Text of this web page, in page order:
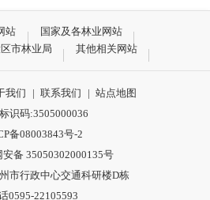
站
国家及各林业网站
市林业局
其他相关网站
我们 | 联系我们 | 站点地图
识码:3505000036
备08003843号-2
安备 35050302000135号
市行政中心交通科研楼D栋
0595-22105593